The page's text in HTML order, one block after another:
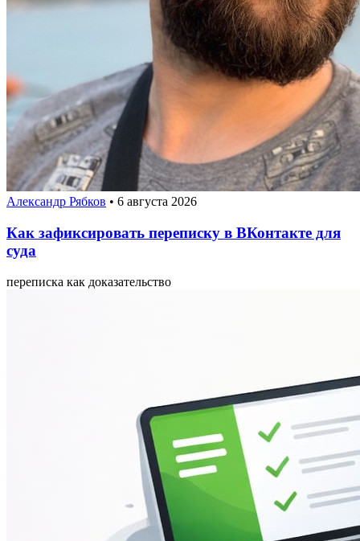
Александр Рябков • 6 августа 2026
Как зафиксировать переписку в ВКонтакте для
суда
переписка как доказательство